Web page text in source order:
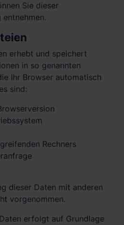
Sie dieser
erhebt und speichert
in so genannten
Ihr Browser automatisch
sind:
Rechners
dieser Daten mit anderen
vorgenommen.
erfolgt auf Grundlage